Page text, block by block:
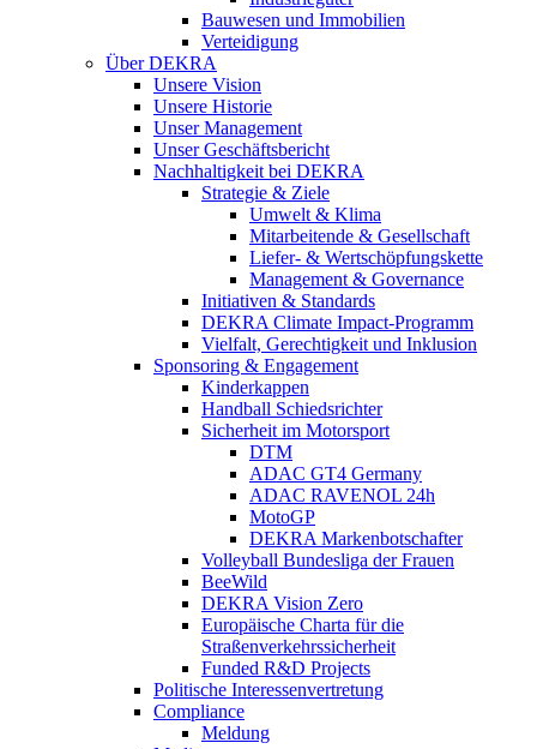
Bauwesen und Immobilien
Verteidigung
Über DEKRA
Unsere Vision
Unsere Historie
Unser Management
Unser Geschäftsbericht
Nachhaltigkeit bei DEKRA
Strategie & Ziele
Umwelt & Klima
Mitarbeitende & Gesellschaft
Liefer- & Wertschöpfungskette
Management & Governance
Initiativen & Standards
DEKRA Climate Impact-Programm
Vielfalt, Gerechtigkeit und Inklusion​
Sponsoring & Engagement
Kinderkappen
Handball Schiedsrichter
Sicherheit im Motorsport
DTM
ADAC GT4 Germany
ADAC RAVENOL 24h
MotoGP
DEKRA Markenbotschafter
Volleyball Bundesliga der Frauen
BeeWild
DEKRA Vision Zero
Europäische Charta für die
Straßenverkehrssicherheit
Funded R&D Projects
Politische Interessenvertretung
Compliance
Meldung